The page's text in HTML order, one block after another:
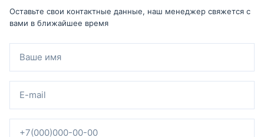
Оставьте свои контактные данные, наш менеджер свяжется с
вами в ближайшее время